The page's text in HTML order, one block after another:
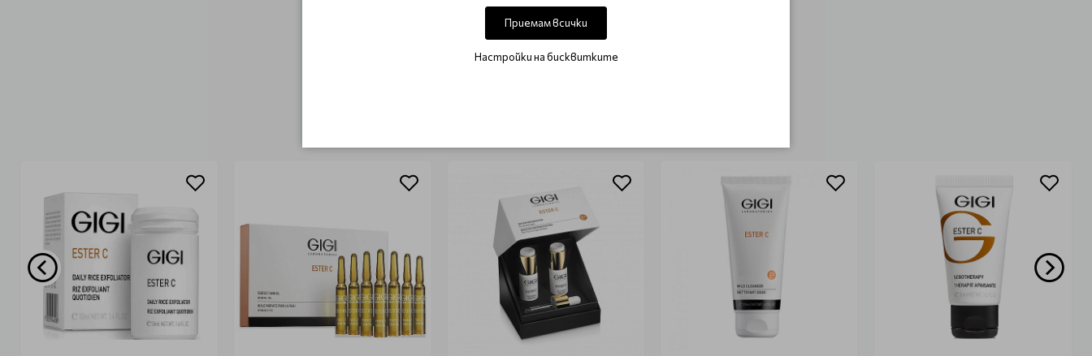
Този продукт няма отзиви.
НАПИШЕТЕ ОТЗИВ
Приемам всички
Настройки на бисквитките